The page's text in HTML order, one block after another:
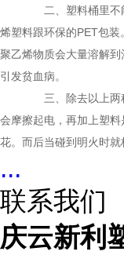
二、塑料桶里不
烯塑料跟环保的PET包装
聚乙烯物质会大量溶解
引发贫血病。
三、除去以上两
会摩擦起电，再加上塑
花。而后当碰到明火时就
...
联系我们
庆云新利